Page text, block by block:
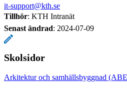
it-support@kth.se
Tillhör: KTH Intranät
Senast ändrad: 2024-07-09
Skolsidor
Arkitektur och samhällsbyggnad